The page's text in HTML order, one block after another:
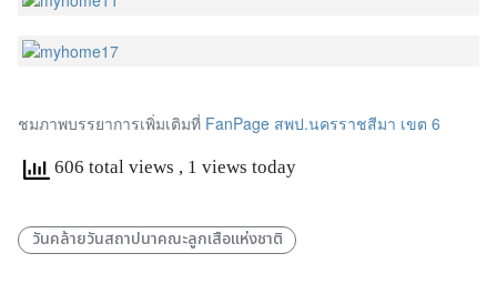
ชมภาพบรรยาการเพิ่มเติมที่ FanPage สพป.นครราชสีมา เขต 6
606 total views , 1 views today
วันคล้ายวันสถาปนาคณะลูกเสือแห่งชาติ